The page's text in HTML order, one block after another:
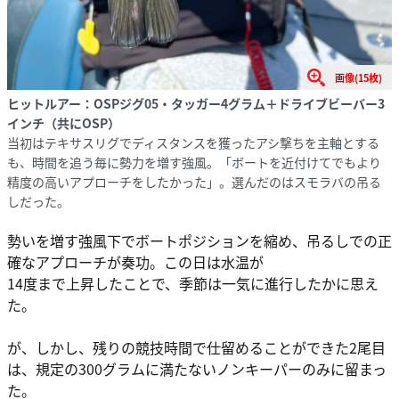
画像(15枚)
ヒットルアー：OSPジグ05・タッガー4グラム＋ドライブビーバー3
インチ（共にOSP）
当初はテキサスリグでディスタンスを獲ったアシ撃ちを主軸とする
も、時間を追う毎に勢力を増す強風。「ボートを近付けてでもより
精度の高いアプローチをしたかった」。選んだのはスモラバの吊る
しだった。
勢いを増す強風下でボートポジションを縮め、吊るしでの正
確なアプローチが奏功。この日は水温が
14度まで上昇したことで、季節は一気に進行したかに思え
た。
が、しかし、残りの競技時間で仕留めることができた2尾目
は、規定の300グラムに満たないノンキーパーのみに留まっ
た。